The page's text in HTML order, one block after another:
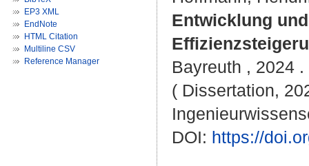
EP3 XML
EndNote
HTML Citation
Multiline CSV
Reference Manager
Entwicklung
Bayreuth , 2024
( Dissertation,
DOI: https://